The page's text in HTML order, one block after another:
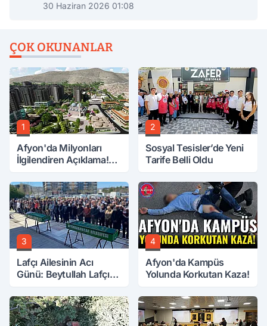
30 Haziran 2026 01:08
ÇOK OKUNANLAR
1
Afyon'da Milyonları
İlgilendiren Açıklama!
2
Sosyal Tesisler’de Yeni
Tarife Belli Oldu
3
Lafçı Ailesinin Acı
Günü: Beytullah Lafçı
4
Afyon'da Kampüs
Yolunda Korkutan Kaza!